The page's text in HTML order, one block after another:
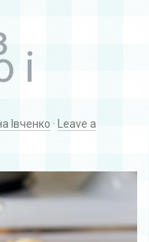
і
Івченко ·
Leave a